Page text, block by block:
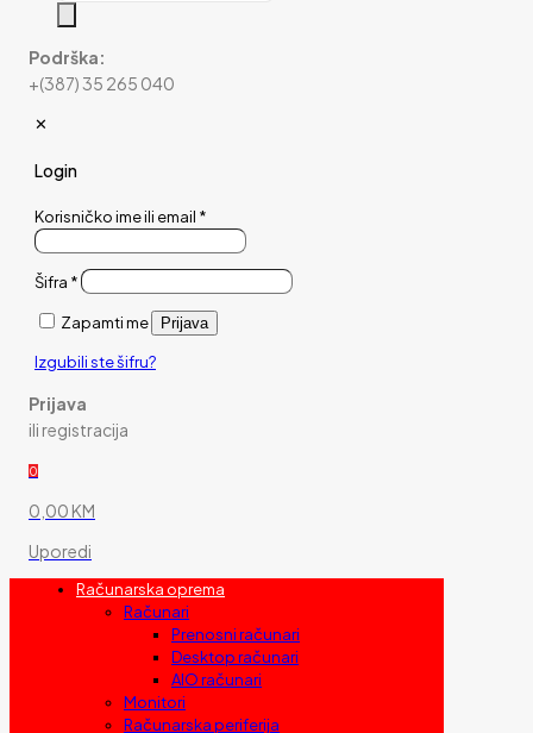
Podrška:
+(387) 35 265 040
✕
Login
Korisničko ime ili email *
Šifra *
Zapamti me Prijava
Izgubili ste šifru?
Prijava
ili registracija
0
0,00 KM
Uporedi
Računarska oprema
Računari
Prenosni računari
Desktop računari
AIO računari
Monitori
Računarska periferija